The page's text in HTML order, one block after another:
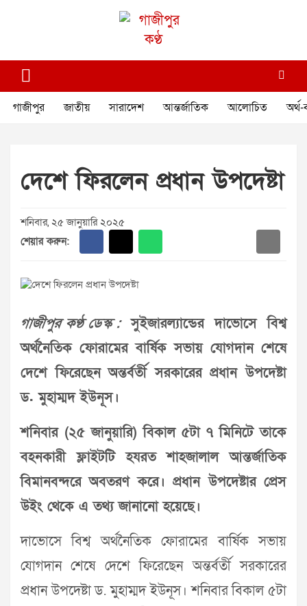
গাজীপুর কণ্ঠ
গাজীপুর জাতীয় সারাদেশ আন্তর্জাতিক আলোচিত অর্থ-
দেশে ফিরলেন প্রধান উপদেষ্টা
শনিবার, ২৫ জানুয়ারি ২০২৫
শেয়ার করুন:
গাজীপুর কণ্ঠ ডেস্ক :সুইজারল্যান্ডের দাভোসে বিশ্ব
অর্থনৈতিক ফোরামের বার্ষিক সভায় যোগদান শেষে
দেশে ফিরেছেন অন্তর্বর্তী সরকারের প্রধান উপদেষ্টা
ড. মুহাম্মদ ইউনূস।
শনিবার (২৫ জানুয়ারি) বিকাল ৫টা ৭ মিনিটে তাকে
বহনকারী ফ্লাইটটি হযরত শাহজালাল আন্তর্জাতিক
বিমানবন্দরে অবতরণ করে। প্রধান উপদেষ্টার প্রেস
উইং থেকে এ তথ্য জানানো হয়েছে।
দাভোসে বিশ্ব অর্থনৈতিক ফোরামের বার্ষিক সভায়
যোগদান শেষে দেশে ফিরেছেন অন্তর্বর্তী সরকারের
প্রধান উপদেষ্টা ড. মুহাম্মদ ইউনূস। শনিবার বিকাল ৫টা